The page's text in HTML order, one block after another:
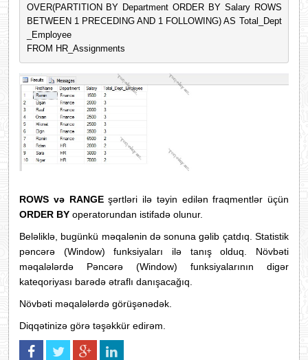
OVER(PARTITION BY Department ORDER BY Salary ROWS
BETWEEN 1 PRECEDING AND 1 FOLLOWING) AS Total_Dept
_Employee
FROM HR_Assignments
ROWS və RANGEşərtləri ilə təyin edilən fraqmentlər üçün
ORDER BY operatorundan istifadə olunur.
Beləliklə, bugünkü məqalənin də sonuna gəlib çatdıq. Statistik
pəncərə (Window) funksiyaları ilə tanış olduq. Növbəti
məqalələrdə Pəncərə (Window) funksiyalarının digər
kateqoriyası barədə ətraflı danışacağıq.
Növbəti məqalələrdə görüşənədək.
Diqqətinizə görə təşəkkür edirəm.